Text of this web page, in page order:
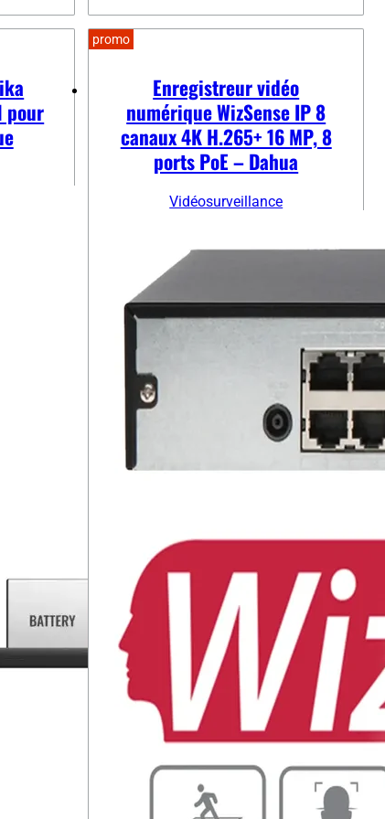
pour
Enregistreur vidéo
numérique WizSense IP 8
canaux 4K H.265+ 16 MP, 8
ports PoE – Dahua
Vidéosurveillance
promo